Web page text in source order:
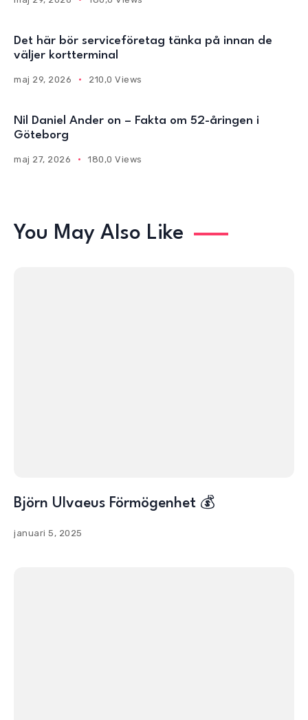
Det här bör serviceföretag tänka på innan de
väljer kortterminal
maj 29, 2026 210,0 Views
Nil Daniel Ander on – Fakta om 52-åringen i
Göteborg
maj 27, 2026 180,0 Views
You May Also Like
Björn Ulvaeus Förmögenhet 💰
januari 5, 2025